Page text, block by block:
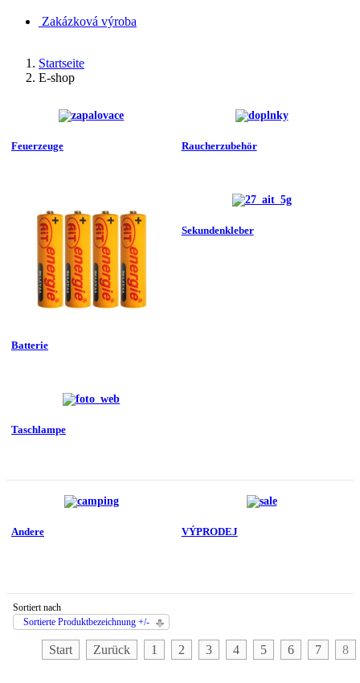
Zakázková výroba
Startseite
E-shop
Feuerzeuge Raucherzubehör
Batterie
Sekundenkleber
Taschlampe
Andere VÝPRODEJ
Sortiert nach
Sortierte Produktbezeichnung +/-
Start Zurück 1 2 3 4 5 6 7 8